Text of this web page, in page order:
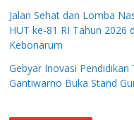
Jalan Sehat dan Lomba
HUT ke-81 RI Tahun 2026
Kebonarum
Gebyar Inovasi
Gantiwarno Buka Stand